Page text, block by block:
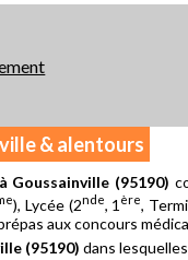
& alentours
Goussainville (95190)
), Lycée (2nde, 1 ère,
aux concours
(95190) dans